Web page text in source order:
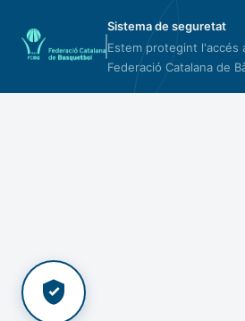
Sistema de seguretat
Estem protegint l'accés
Federació Catalana de